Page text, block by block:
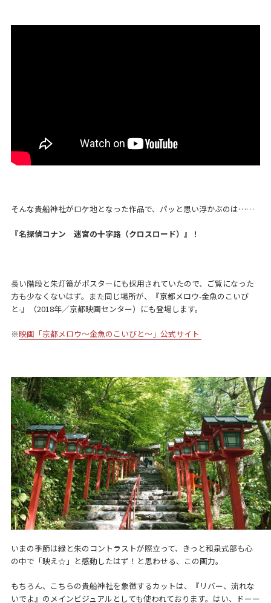
そんな貴船神社がロケ地となった作品で、パッと思い浮かぶのは……
『名探偵コナン 迷宮の十字路（クロスロード）』！
長い階段と朱灯篭がポスターにも採用されていたので、ご覧になった
方も少なくないはず。また同じ場所が、『京都メロウ-金魚のこいび
と-』（2018年／京都映画センター）にも登場します。
※映画「京都メロウ〜金魚のこいびと〜」公式サイト
いまの季節は緑と朱のコントラストが際立って、きっと和泉式部も心
の中で「映え☆」と感動したはず！と思わせる、この画力。
もちろん、こちらの貴船神社を象徴するカットは、『リバー、流れな
いでよ』のメインビジュアルとしても使われております。はい、ドーー